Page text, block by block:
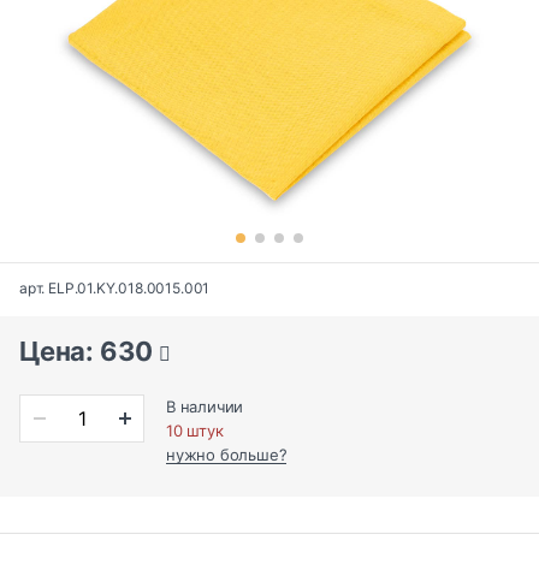
арт. ELP.01.KY.018.0015.001
Цена: 630
В наличии
10 штук
нужно больше?